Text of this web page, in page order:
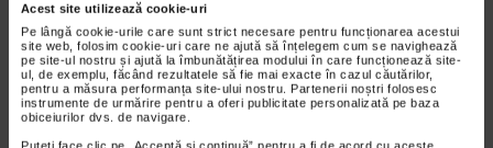
Acest site utilizează cookie-uri
Pe lângă cookie-urile care sunt strict necesare pentru funcționarea acestui
site web, folosim cookie-uri care ne ajută să înțelegem cum se navighează
pe site-ul nostru și ajută la îmbunătățirea modului în care funcționează site-
ul, de exemplu, făcând rezultatele să fie mai exacte în cazul căutărilor,
pentru a măsura performanța site-ului nostru. Partenerii noștri folosesc
instrumente de urmărire pentru a oferi publicitate personalizată pe baza
obiceiurilor dvs. de navigare.
Puteți face clic pe „Acceptă si continuă” pentru a fi de acord cu aceste